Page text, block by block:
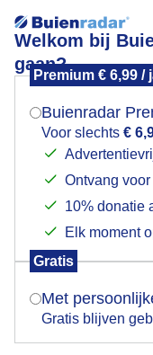
Welkom bij
gaan?
Premium € 6,99 /
Buienradar
Voor slechts €
Ontvang
10% donatie
Elk moment
Gratis
Met
Gratis blijven
Mix van zon
Mogen we je
Indien je hier
verschijnt er zo
Is